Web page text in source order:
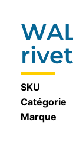
SKU
Catégorie